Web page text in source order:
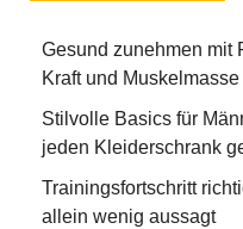
Gesund zunehmen mit
Kraft und Muskelmasse
Stilvolle Basics für
jeden Kleiderschrank
Trainingsfortschritt
allein wenig aussagt